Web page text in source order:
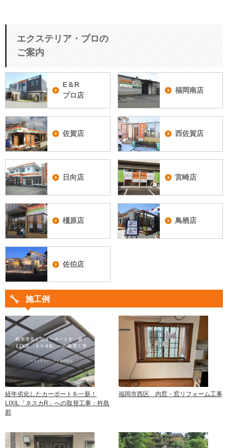
エクステリア・プロの
ご案内
E＆R
プロ店
福岡南店
佐賀店 西佐賀店
日向店 宮崎店
橿原店 鳥栖店
佐伯店
施工例
経年劣化したカーポートを一新！
LIXIL「ネスカR」への取替工事：杵島
郡
福岡市西区 内窓・窓リフォーム工事